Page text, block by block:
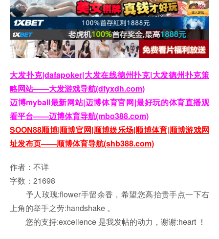
大发扑克|dafapoker|大发在线德州扑克|大发德州扑克策
略网站——大发游戏导航(dfyxdh.com)
迈博myball最新网站|迈博体育官网|最好玩的体育直播观
看平台——迈博体育导航(mbo388.com)
SOON88顺博|顺博官网|顺博娱乐场|顺博体育|顺博游戏网
址发布页——顺博体育导航(shb388.com)
作者：不详
字数：21698
予人玫瑰:flower手留余香，希望您高抬贵手点一下右
上角的举手之劳:handshake 。
您的支持:excellence 是我发帖的动力，谢谢:heart ！